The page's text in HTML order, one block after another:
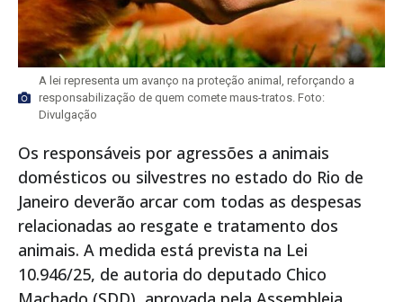
A lei representa um avanço na proteção animal, reforçando a
responsabilização de quem comete maus-tratos. Foto:
Divulgação
Os responsáveis por agressões a animais
domésticos ou silvestres no estado do Rio de
Janeiro deverão arcar com todas as despesas
relacionadas ao resgate e tratamento dos
animais. A medida está prevista na Lei
10.946/25, de autoria do deputado Chico